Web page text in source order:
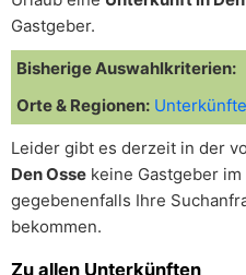
Gastgeber.
Bisherige Auswahlkriterien:
Orte & Regionen: Unterkünfte
Leider gibt es derzeit in der
Den Osse keine Gastgeber
gegebenenfalls Ihre
bekommen.
Zu allen Unterkünften